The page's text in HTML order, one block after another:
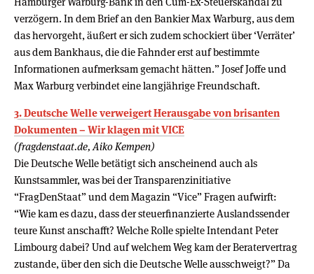
verzögern. In dem Brief an den Bankier Max Warburg, aus dem
das hervorgeht, äußert er sich zudem schockiert über ‘Verräter’
aus dem Bankhaus, die die Fahnder erst auf bestimmte
Informationen aufmerksam gemacht hätten.” Josef Joffe und
Max Warburg verbindet eine langjährige Freundschaft.
3. Deutsche Welle verweigert Herausgabe von brisanten
Dokumenten – Wir klagen mit VICE
(fragdenstaat.de, Aiko Kempen)
Die Deutsche Welle betätigt sich anscheinend auch als
Kunstsammler, was bei der Transparenzinitiative
“FragDenStaat” und dem Magazin “Vice” Fragen aufwirft:
“Wie kam es dazu, dass der steuerfinanzierte Auslandssender
teure Kunst anschafft? Welche Rolle spielte Intendant Peter
Limbourg dabei? Und auf welchem Weg kam der Beratervertrag
zustande, über den sich die Deutsche Welle ausschweigt?” Da